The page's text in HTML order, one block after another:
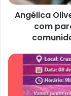
infantil
academia
comunidades
rurais
Angélica
com
08
Passeio